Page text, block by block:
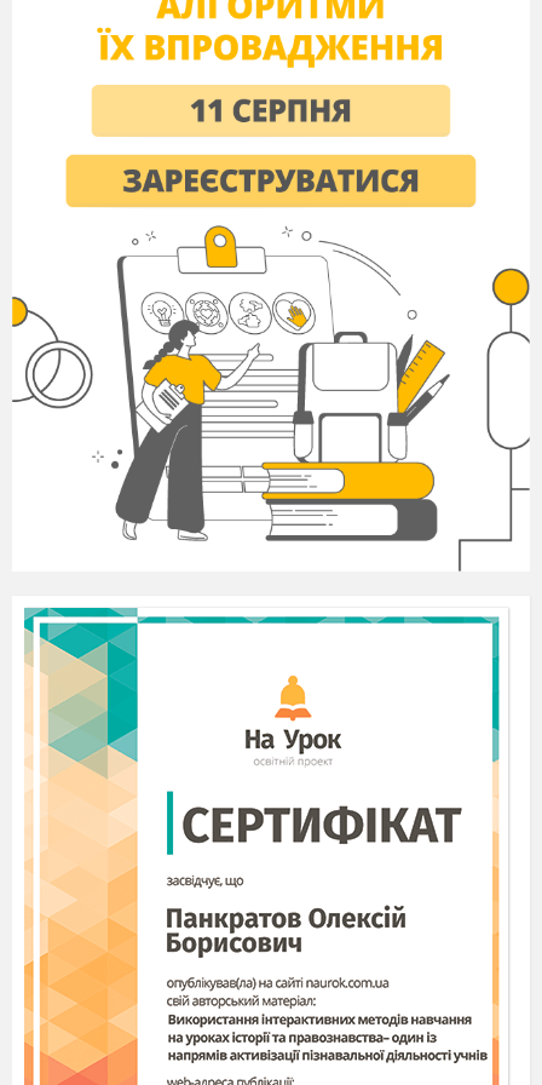
АНКЕТА «ІНТЕРЕСИ Й ДОЗВІЛЛЯ УЧНІВ»
Мета:виявити навчальну мотивацію учня, його
вподобання щодо проведення вільного часу,
інтереси (для подальшого вдосконалення
виховного процесу).
Інструкція:
один із запропонованих варіантів відповіді на
запитання або дає письмову відповідь.
Ти вчишся, тому що:
а) цього вимагають батьки;
б) просто цікаво;
в) це потрібно для вступу до вузу, здобуття вищої
освіти;
г) учитися необхідно;
д) це знадобиться в житті;
г) інше (вкажи).